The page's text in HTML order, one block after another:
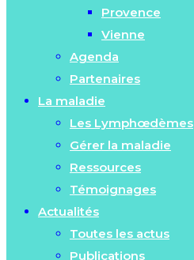
Provence
Vienne
Agenda
Partenaires
La maladie
Les Lymphœdèmes
Gérer la maladie
Ressources
Témoignages
Actualités
Toutes les actus
Publications